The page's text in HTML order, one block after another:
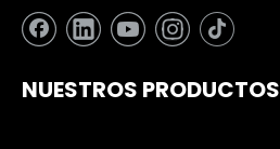
NUESTROS PRODUCTOS